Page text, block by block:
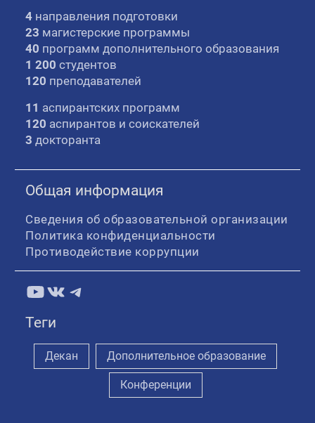
4 направления подготовки
23 магистерские программы
40 программ дополнительного образования
1 200 студентов
120 преподавателей
11 аспирантских программ
120 аспирантов и соискателей
3 докторанта
Общая информация
Сведения об образовательной организации
Политика конфиденциальности
Противодействие коррупции
YouTube
ВКонтакте
Telegram
Теги
Декан Дополнительное образование
Конференции